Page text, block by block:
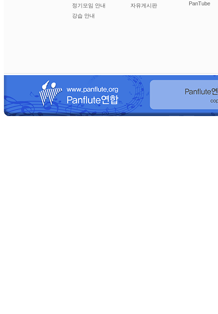
정기모임 안내
강습 안내
자유게시판
PanTube